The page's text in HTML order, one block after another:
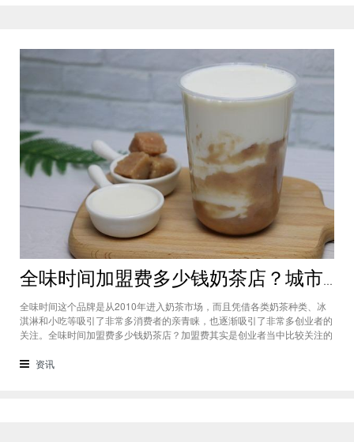
全味时间加盟费多少钱奶茶店？城市标准不同费用也会有所不同
全味时间这个品牌是从2010年进入奶茶市场，而且凭借各类奶茶种类、冰
淇淋和小吃等吸引了非常多消费者的亲青睐，也逐渐吸引了非常多创业者的
关注。全味时间加盟费多少钱奶茶店？加盟费其实是创业者当中比较关注的
和县级城市的标准都会有所不同。全味时间加盟费多少钱奶茶店？这个问题
资讯